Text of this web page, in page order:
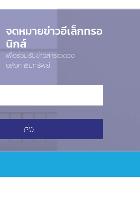
จดหมายข่าวอีเล็กทรอ
นิกส์
เพื่อร่วมรับข่าวสารแวดวง
อสังหาริมทรัพย์
ส่ง